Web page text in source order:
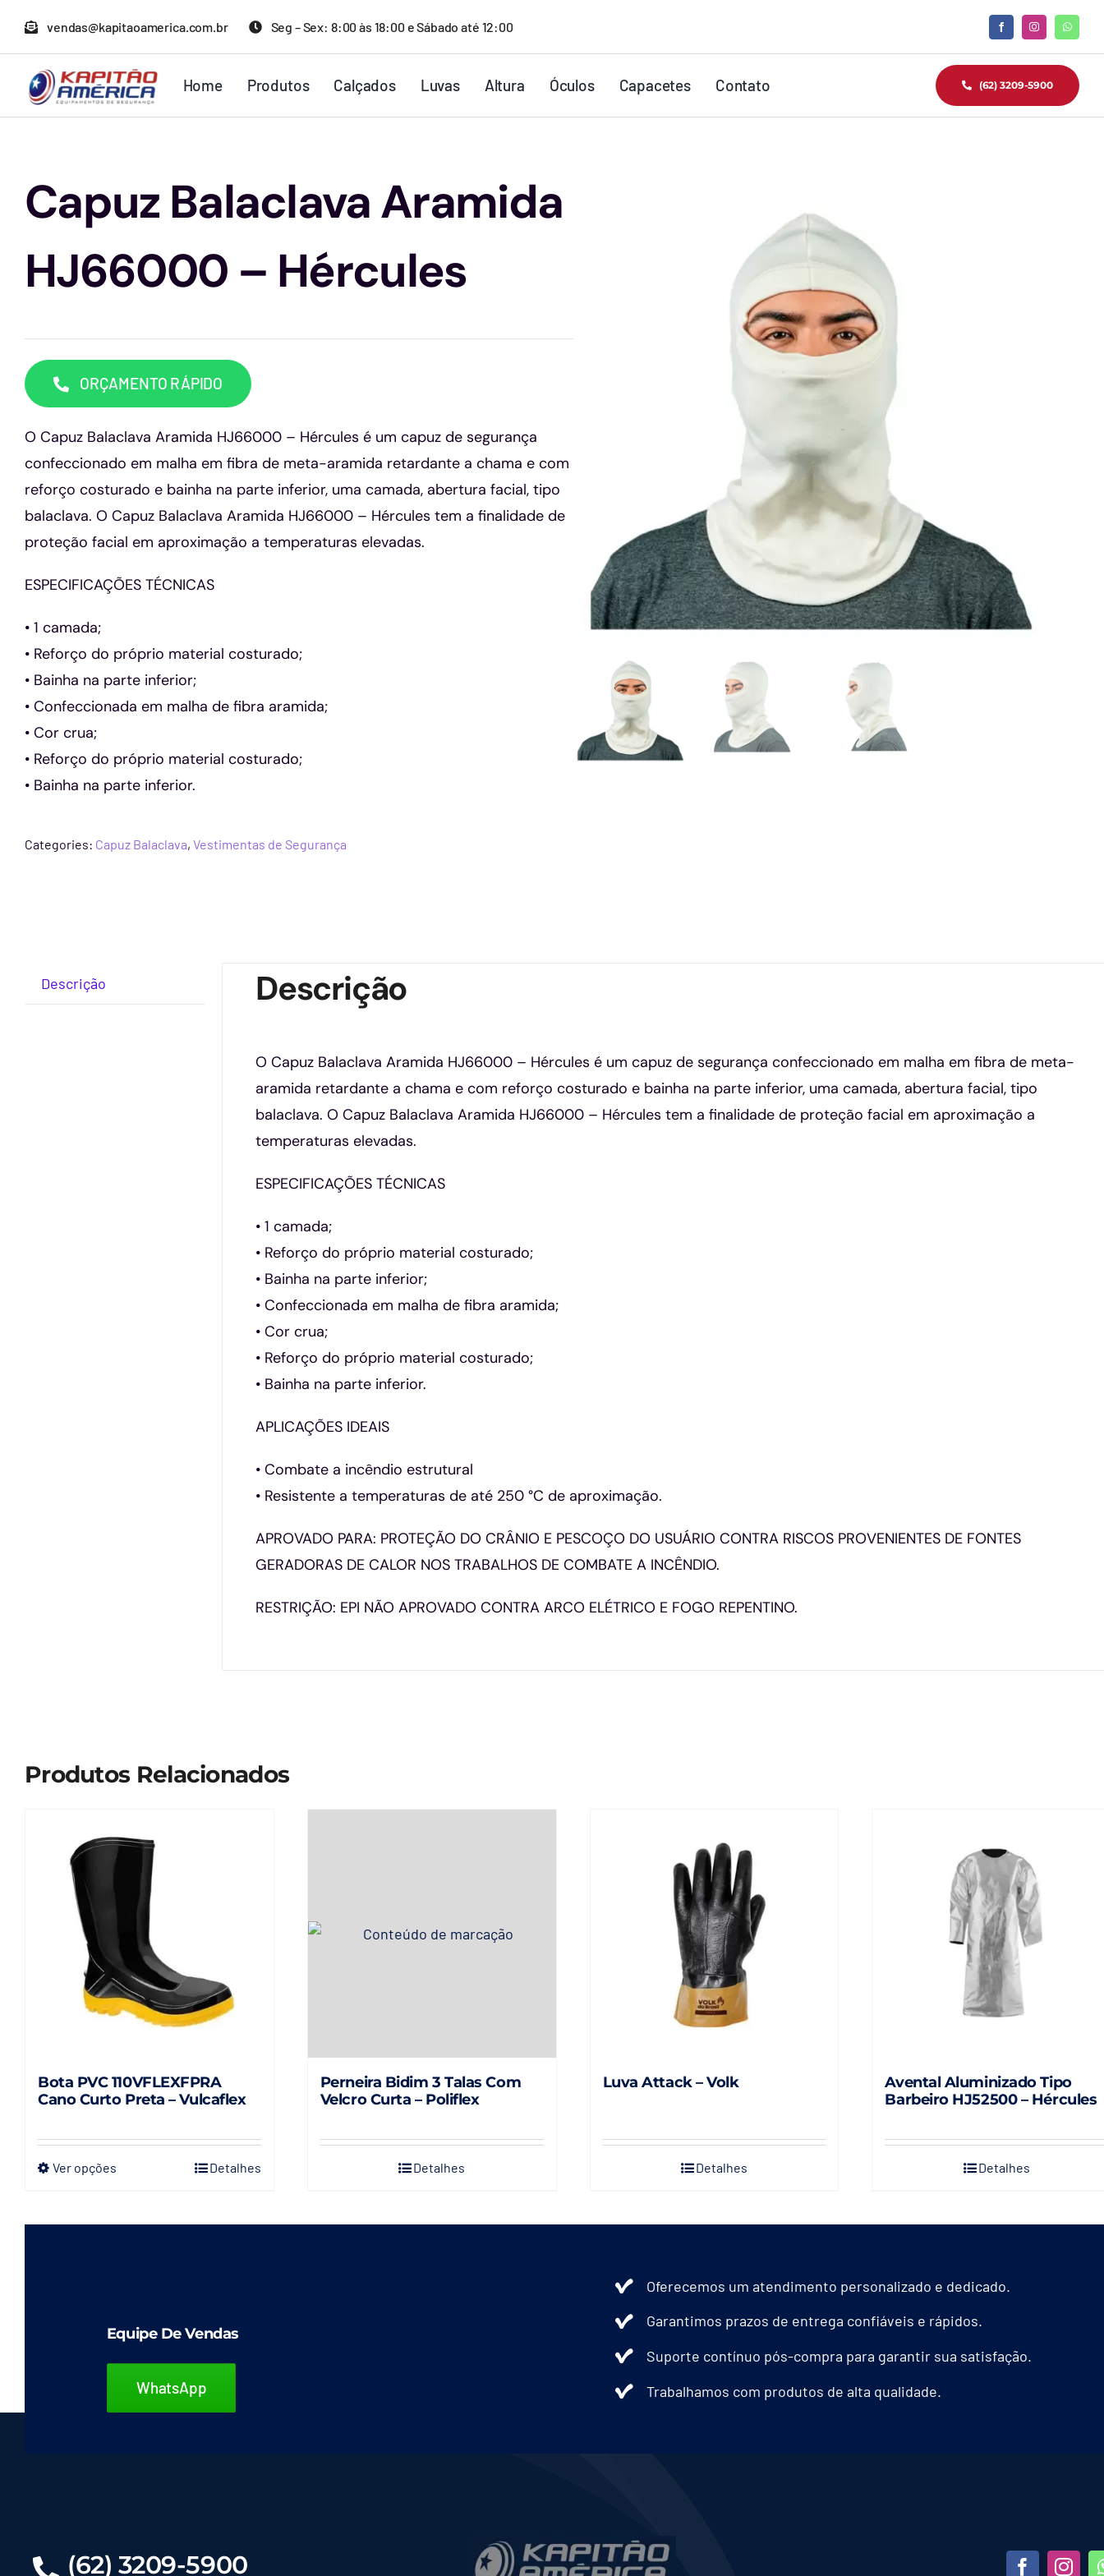
para
conteúdo
vendas@kapitaoamerica.com.br Seg – Sex: 8:00 às 18:00 e Sábado até 12:00
Home Produtos Calçados Luvas Altura Óculos Capacetes Contato (62) 3209-5900
Capuz Balaclava Aramida
HJ66000 – Hércules
ORÇAMENTO RÁPIDO
O Capuz Balaclava Aramida HJ66000 – Hércules é um capuz de segurança
confeccionado em malha em fibra de meta-aramida retardante a chama e com
reforço costurado e bainha na parte inferior, uma camada, abertura facial, tipo
balaclava. O Capuz Balaclava Aramida HJ66000 – Hércules tem a finalidade de
proteção facial em aproximação a temperaturas elevadas.
ESPECIFICAÇÕES TÉCNICAS
• 1 camada;
• Reforço do próprio material costurado;
• Bainha na parte inferior;
• Confeccionada em malha de fibra aramida;
• Cor crua;
• Reforço do próprio material costurado;
• Bainha na parte inferior.
Categories: Capuz Balaclava, Vestimentas de Segurança
Descrição Descrição
O Capuz Balaclava Aramida HJ66000 – Hércules é um capuz de segurança confeccionado em malha em fibra de meta-
aramida retardante a chama e com reforço costurado e bainha na parte inferior, uma camada, abertura facial, tipo
balaclava. O Capuz Balaclava Aramida HJ66000 – Hércules tem a finalidade de proteção facial em aproximação a
temperaturas elevadas.
ESPECIFICAÇÕES TÉCNICAS
• 1 camada;
• Reforço do próprio material costurado;
• Bainha na parte inferior;
• Confeccionada em malha de fibra aramida;
• Cor crua;
• Reforço do próprio material costurado;
• Bainha na parte inferior.
APLICAÇÕES IDEAIS
• Combate a incêndio estrutural
• Resistente a temperaturas de até 250 °C de aproximação.
APROVADO PARA: PROTEÇÃO DO CRÂNIO E PESCOÇO DO USUÁRIO CONTRA RISCOS PROVENIENTES DE FONTES
GERADORAS DE CALOR NOS TRABALHOS DE COMBATE A INCÊNDIO.
RESTRIÇÃO: EPI NÃO APROVADO CONTRA ARCO ELÉTRICO E FOGO REPENTINO.
Produtos Relacionados
Bota PVC 110VFLEXFPRA
Cano Curto Preta – Vulcaflex
Ver opçõesEste
podem
ser
escolhidas
na
Detalhes
Perneira Bidim 3 Talas Com
Velcro Curta – Poliflex
Detalhes
Luva Attack – Volk
Detalhes
Avental Aluminizado Tipo
Barbeiro HJ52500 – Hércules
Detalhes
Equipe De Vendas
WhatsApp
Oferecemos um atendimento personalizado e dedicado.
Garantimos prazos de entrega confiáveis e rápidos.
Suporte contínuo pós-compra para garantir sua satisfação.
Trabalhamos com produtos de alta qualidade.
(62) 3209-5900